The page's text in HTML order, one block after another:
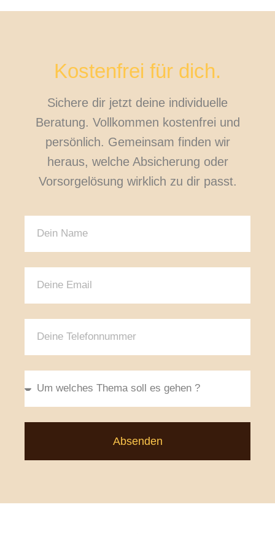
Kostenfrei für dich.
Sichere dir jetzt deine individuelle
Beratung. Vollkommen kostenfrei und
persönlich. Gemeinsam finden wir
heraus, welche Absicherung oder
Vorsorgelösung wirklich zu dir passt.
Absenden